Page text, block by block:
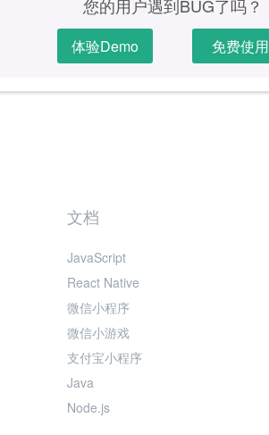
您的用户遇到BUG了吗？
体验Demo 免费使用
文档
JavaScript
React Native
微信小程序
微信小游戏
支付宝小程序
Java
Node.js